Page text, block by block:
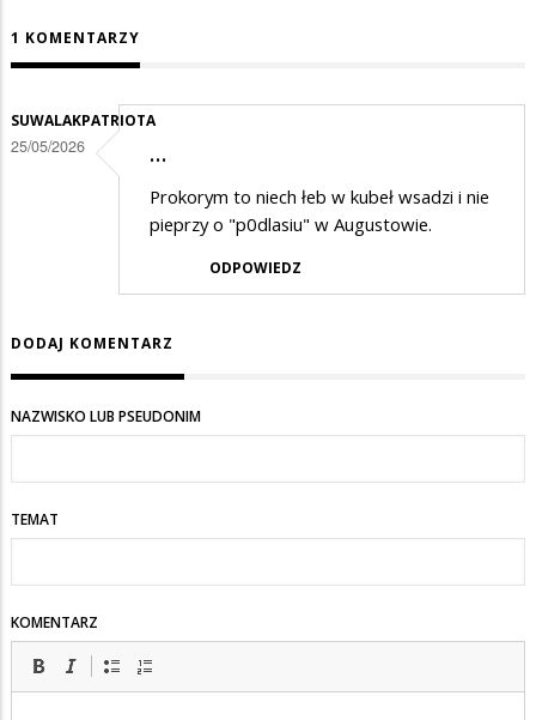
1 KOMENTARZY
SUWALAKPATRIOTA
25/05/2026 …
Prokorym to niech łeb w kubeł wsadzi i nie
pieprzy o "p0dlasiu" w Augustowie.
ODPOWIEDZ
DODAJ KOMENTARZ
NAZWISKO LUB PSEUDONIM
TEMAT
KOMENTARZ